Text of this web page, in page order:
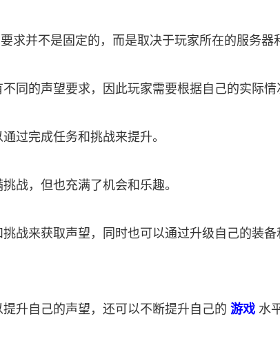
求并不是固定的，而是取决于玩家所在的服务器
同的声望要求，因此玩家需要根据自己的实际情
过完成任务和挑战来提升。
战，但也充满了机会和乐趣。
战来获取声望，同时也可以通过升级自己的装
升自己的声望，还可以不断提升自己的 游戏 水